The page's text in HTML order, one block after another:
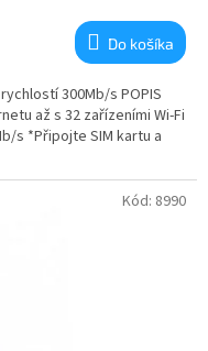
Do košíka
300Mb/s POPIS
až s 32 zařízeními Wi-Fi
s *Připojte SIM kartu a
Kód: 8990